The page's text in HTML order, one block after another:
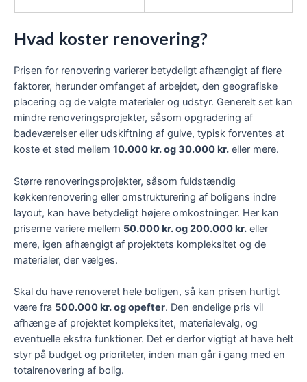
Hvad koster renovering?
Prisen for renovering varierer betydeligt afhængigt af flere
faktorer, herunder omfanget af arbejdet, den geografiske
placering og de valgte materialer og udstyr. Generelt set kan
mindre renoveringsprojekter, såsom opgradering af
badeværelser eller udskiftning af gulve, typisk forventes at
koste et sted mellem 10.000 kr. og 30.000 kr. eller mere.
Større renoveringsprojekter, såsom fuldstændig
køkkenrenovering eller omstrukturering af boligens indre
layout, kan have betydeligt højere omkostninger. Her kan
priserne variere mellem 50.000 kr. og 200.000 kr. eller
mere, igen afhængigt af projektets kompleksitet og de
materialer, der vælges.
Skal du have renoveret hele boligen, så kan prisen hurtigt
være fra 500.000 kr. og opefter. Den endelige pris vil
afhænge af projektet kompleksitet, materialevalg, og
eventuelle ekstra funktioner. Det er derfor vigtigt at have helt
styr på budget og prioriteter, inden man går i gang med en
totalrenovering af bolig.